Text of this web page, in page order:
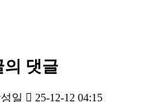
의 댓글
일 25-12-12 04:15